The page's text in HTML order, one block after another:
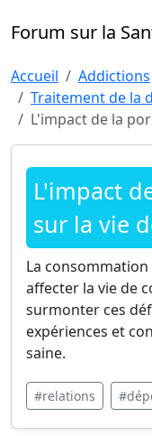
Forum sur la
Accueil
Addictions
Traitement de la
L'impact de la
L'impact
sur la vie
La
affecter la vie de
surmonter ces
expériences et
saine.
#relations